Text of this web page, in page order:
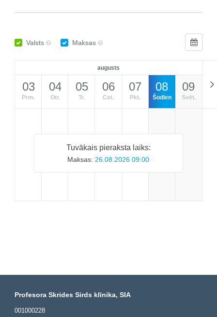
Valsts Maksas
augusts
03
Prm.
04
Otr.
05
Tr.
06
Cet.
07
Pkt.
08
Šodien
09
Svēt.
Tuvākais pieraksta laiks:
Maksas: 26.08.2026 09:00
Profesora Skrides Sirds klīnika, SIA
001000228